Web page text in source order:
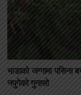
भाडाको जग्गामा पसिना
नपुगेको गुनासो